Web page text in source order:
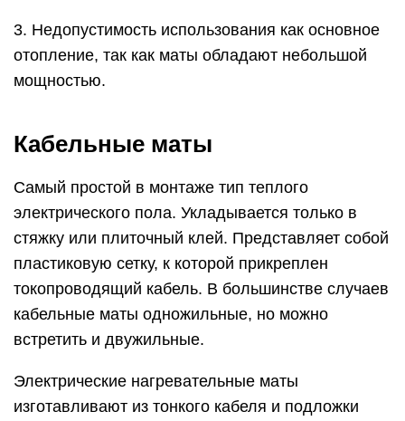
3. Недопустимость использования как основное
отопление, так как маты обладают небольшой
мощностью.
Кабельные маты
Самый простой в монтаже тип теплого
электрического пола. Укладывается только в
стяжку или плиточный клей. Представляет собой
пластиковую сетку, к которой прикреплен
токопроводящий кабель. В большинстве случаев
кабельные маты одножильные, но можно
встретить и двужильные.
Электрические нагревательные маты
изготавливают из тонкого кабеля и подложки